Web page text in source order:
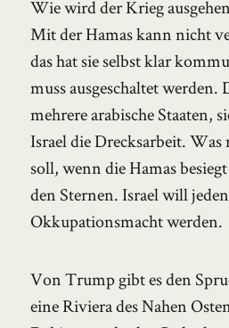
Wie wird der Krieg
Mit der Hamas kann nicht
das hat sie selbst klar
muss ausgeschaltet werden.
mehrere arabische Staaten,
Israel die Drecksarbeit. Was
soll, wenn die Hamas
den Sternen. Israel will
Okkupationsmacht werden.
Von Trump gibt es den
eine Riviera des Nahen